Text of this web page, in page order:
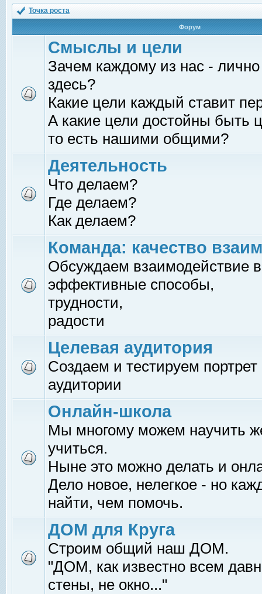
Точка роста
Форум
Смыслы и цели
Зачем каждому из нас -
здесь?
Какие цели каждый ставит
А какие цели достойны быть
то есть нашими общими?
Деятельность
Что делаем?
Где делаем?
Как делаем?
Команда: качество
Обсуждаем взаимодействие
эффективные способы,
трудности,
радости
Целевая аудитория
Создаем и тестируем
аудитории
Онлайн-школа
Мы многому можем научить
учиться.
Ныне это можно делать и
Дело новое, нелегкое - но
найти, чем помочь.
ДОМ для Круга
Строим общий наш ДОМ.
"ДОМ, как известно всем
стены, не окно..."